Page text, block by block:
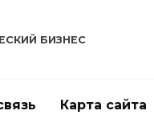
БИЗНЕС
Карта сайта